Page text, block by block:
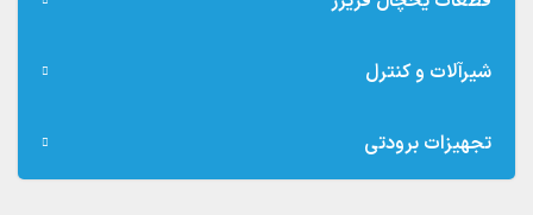
شیرآلات و کنترل
تجهیزات برودتی